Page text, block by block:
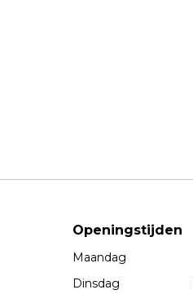
Openingstijden
Maandag
Dinsdag